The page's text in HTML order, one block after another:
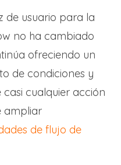
de usuario para la
no ha cambiado
ofreciendo un
de condiciones y
cualquier acción
ampliar
de flujo de